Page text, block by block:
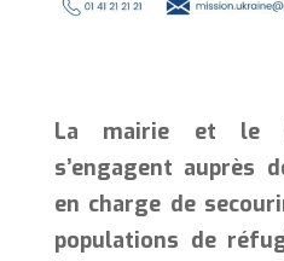
La mairie et le
s’engagent auprès
en charge de
populations de